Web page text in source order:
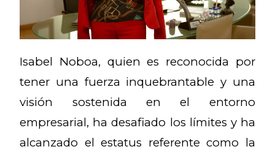
Isabel Noboa, quien es reconocida por
tener una fuerza inquebrantable y una
visión sostenida en el entorno
empresarial, ha desafiado los límites y ha
alcanzado el estatus referente como la